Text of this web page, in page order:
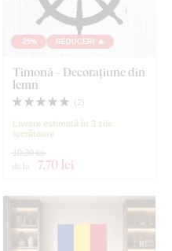
-25% REDUCERI 🔥
Timonă - Decorațiune din
lemn
( 2)
Livrare estimată în 3 zile
lucrătoare
de la 7,70 lei
10,30 lei